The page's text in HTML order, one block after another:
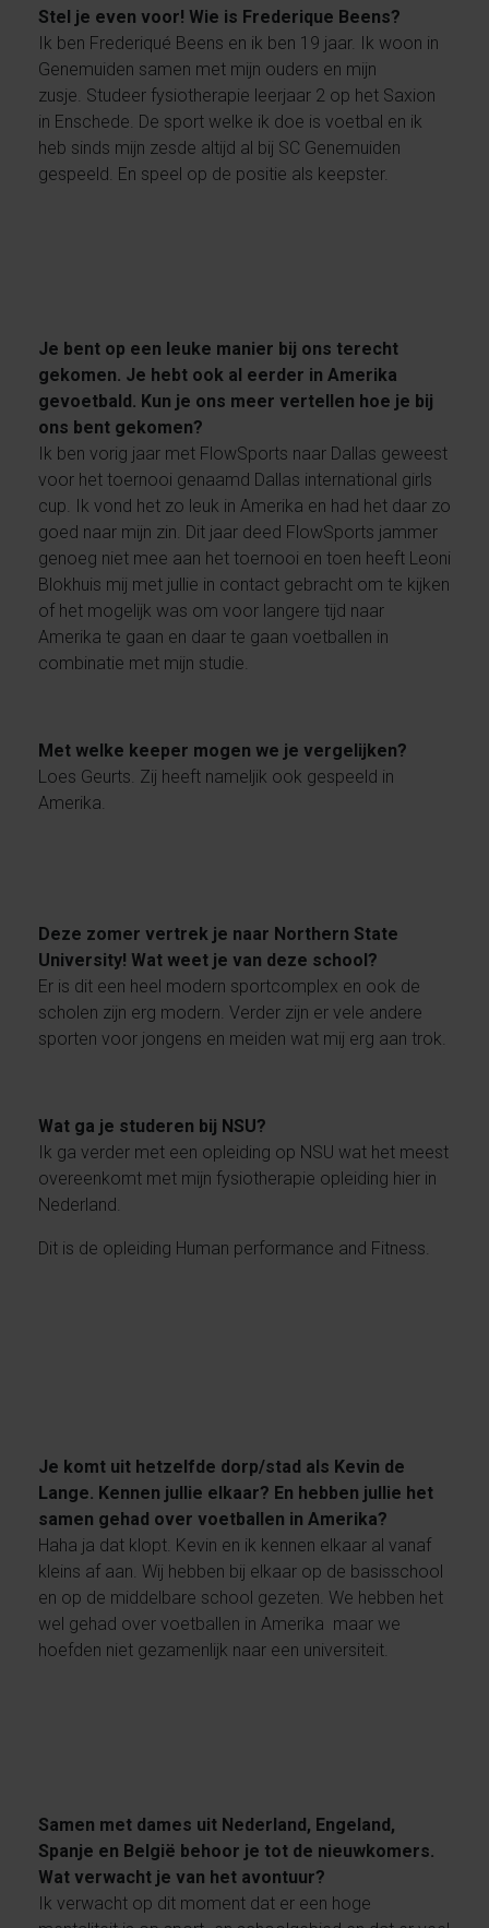
Stel je even voor! Wie is Frederique Beens?
Ik ben Frederiqué Beens en ik ben 19 jaar. Ik woon in
Genemuiden samen met mijn ouders en mijn
zusje. Studeer fysiotherapie leerjaar 2 op het Saxion
in Enschede. De sport welke ik doe is voetbal en ik
heb sinds mijn zesde altijd al bij SC Genemuiden
gespeeld. En speel op de positie als keepster.
Je bent op een leuke manier bij ons terecht
gekomen. Je hebt ook al eerder in Amerika
gevoetbald. Kun je ons meer vertellen hoe je bij
ons bent gekomen?
Ik ben vorig jaar met FlowSports naar Dallas geweest
voor het toernooi genaamd Dallas international girls
cup. Ik vond het zo leuk in Amerika en had het daar zo
goed naar mijn zin. Dit jaar deed FlowSports jammer
genoeg niet mee aan het toernooi en toen heeft Leoni
Blokhuis mij met jullie in contact gebracht om te kijken
of het mogelijk was om voor langere tijd naar
Amerika te gaan en daar te gaan voetballen in
combinatie met mijn studie.
Met welke keeper mogen we je vergelijken?
Loes Geurts. Zij heeft nameljik ook gespeeld in
Amerika.
Deze zomer vertrek je naar Northern State
University! Wat weet je van deze school?
Er is dit een heel modern sportcomplex en ook de
scholen zijn erg modern. Verder zijn er vele andere
sporten voor jongens en meiden wat mij erg aan trok.
Wat ga je studeren bij NSU?
Ik ga verder met een opleiding op NSU wat het meest
overeenkomt met mijn fysiotherapie opleiding hier in
Nederland.
Dit is de opleiding Human performance and Fitness.
Je komt uit hetzelfde dorp/stad als Kevin de
Lange. Kennen jullie elkaar? En hebben jullie het
samen gehad over voetballen in Amerika?
Haha ja dat klopt. Kevin en ik kennen elkaar al vanaf
kleins af aan. Wij hebben bij elkaar op de basisschool
en op de middelbare school gezeten. We hebben het
wel gehad over voetballen in Amerika maar we
hoefden niet gezamenlijk naar een universiteit.
Samen met dames uit Nederland, Engeland,
Spanje en België behoor je tot de nieuwkomers.
Wat verwacht je van het avontuur?
Ik verwacht op dit moment dat er een hoge